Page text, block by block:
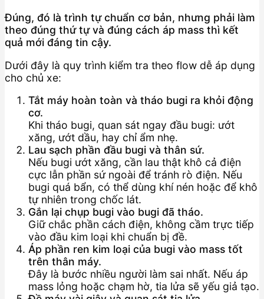
Đúng, đó là trình tự chuẩn cơ bản, nhưng phải làm
theo đúng thứ tự và đúng cách áp mass thì kết
quả mới đáng tin cậy.
Dưới đây là quy trình kiểm tra theo flow dễ áp dụng
cho chủ xe:
Tắt máy hoàn toàn và tháo bugi ra khỏi động
cơ.
Khi tháo bugi, quan sát ngay đầu bugi: ướt
xăng, ướt dầu, hay chỉ ẩm nhẹ.
Lau sạch phần đầu bugi và thân sứ.
Nếu bugi ướt xăng, cần lau thật khô cả điện
cực lẫn phần sứ ngoài để tránh rò điện. Nếu
bugi quá bẩn, có thể dùng khí nén hoặc để khô
tự nhiên trong chốc lát.
Gắn lại chụp bugi vào bugi đã tháo.
Giữ chắc phần cách điện, không cầm trực tiếp
vào đầu kim loại khi chuẩn bị đề.
Áp phần ren kim loại của bugi vào mass tốt
trên thân máy.
Đây là bước nhiều người làm sai nhất. Nếu áp
mass lỏng hoặc chạm hờ, tia lửa sẽ yếu giả tạo.